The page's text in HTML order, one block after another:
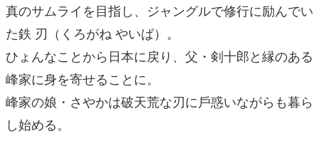
真のサムライを⽬指し、ジャングルで修⾏に励んでい
た鉄 刃（くろがね やいば）。
ひょんなことから⽇本に戻り、⽗・剣⼗郎と縁のある
峰家に⾝を寄せることに。
峰家の娘・さやかは破天荒な刃に⼾惑いながらも暮ら
し始める。